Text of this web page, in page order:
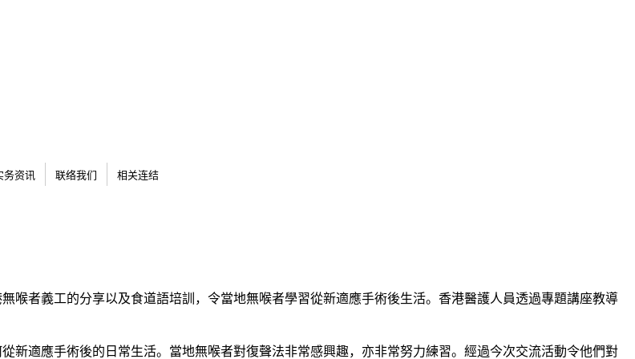
务资讯 联络我们 相关连结
喉者義工的分享以及食道語培訓，令當地無喉者學習從新適應手術後生活。香港醫護人員透過專題講座教導
新適應手術後的日常生活。當地無喉者對復聲法非常感興趣，亦非常努力練習。經過今次交流活動令他們對